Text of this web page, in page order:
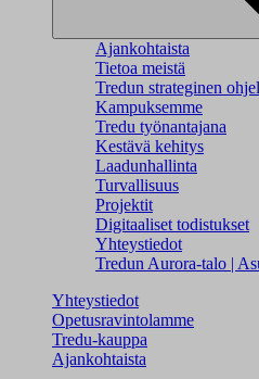
Ajankohtaista
Tietoa meistä
Tredun strateginen
Kampuksemme
Tredu työnantajana
Kestävä kehitys
Laadunhallinta
Turvallisuus
Projektit
Digitaaliset todistukset
Yhteystiedot
Tredun Aurora-talo |
Yhteystiedot
Opetusravintolamme
Tredu-kauppa
Ajankohtaista